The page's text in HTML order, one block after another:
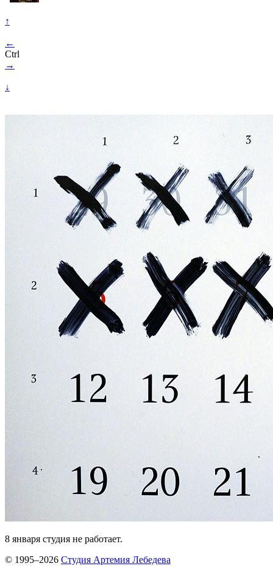
↑
←
Ctrl
→
↓
8 января студия не работает.
© 1995–2026 Студия Артемия Лебедева